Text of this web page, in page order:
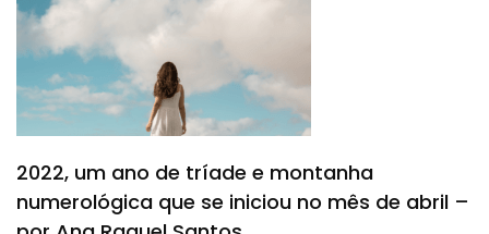
2022, um ano de tríade e montanha
numerológica que se iniciou no mês de abril –